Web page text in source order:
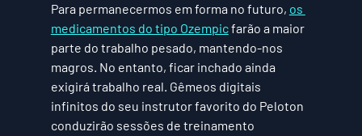
Para permanecermos em forma no futuro, os
medicamentos do tipo Ozempic farão a maior
parte do trabalho pesado, mantendo-nos
magros. No entanto, ficar inchado ainda
exigirá trabalho real. Gêmeos digitais
infinitos do seu instrutor favorito do Peloton
conduzirão sessões de treinamento